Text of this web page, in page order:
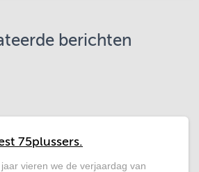
berichten
75plussers.
vieren we de verjaardag van